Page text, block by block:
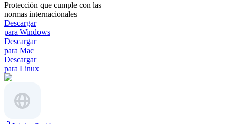
Protección que cumple con las
normas internacionales
Descargar
para Windows
Descargar
para Mac
Descargar
para Linux